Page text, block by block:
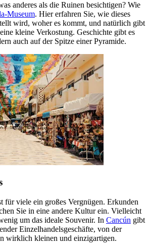
anderes als die Ruinen besichtigen? Wie
Museum. Hier erfahren Sie, wie dieses
wird, woher es kommt, und natürlich gibt
kleine Verkostung. Geschichte gibt es
auch auf der Spitze einer Pyramide.
für viele ein großes Vergnügen. Erkunden
Sie in eine andere Kultur ein. Vielleicht
um das ideale Souvenir. In Cancún gibt
Einzelhandelsgeschäfte, von der
wirklich kleinen und einzigartigen.